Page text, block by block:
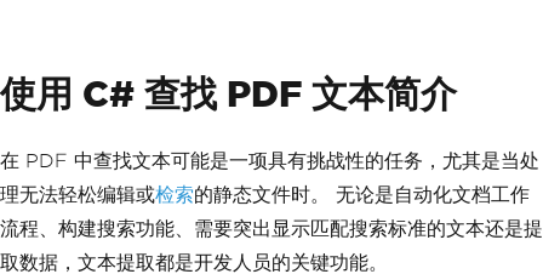
使用 C# 查找 PDF 文本简介
在 PDF 中查找文本可能是一项具有挑战性的任务，尤其是当处
理无法轻松编辑或检索的静态文件时。 无论是自动化文档工作
流程、构建搜索功能、需要突出显示匹配搜索标准的文本还是提
取数据，文本提取都是开发人员的关键功能。